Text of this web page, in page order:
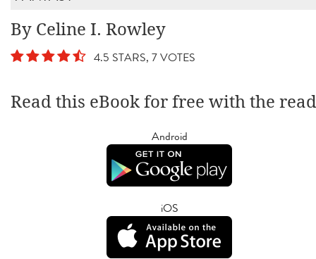
By Celine I. Rowley
4.5 STARS, 7 VOTES
Read this eBook for free with the
Android
iOS